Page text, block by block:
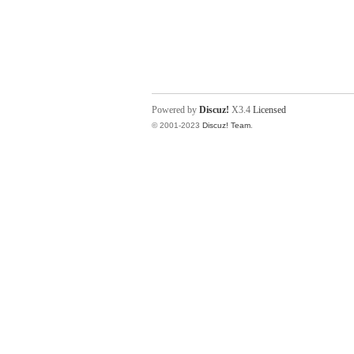
Powered by Discuz! X3.4 Licensed
© 2001-2023 Discuz! Team